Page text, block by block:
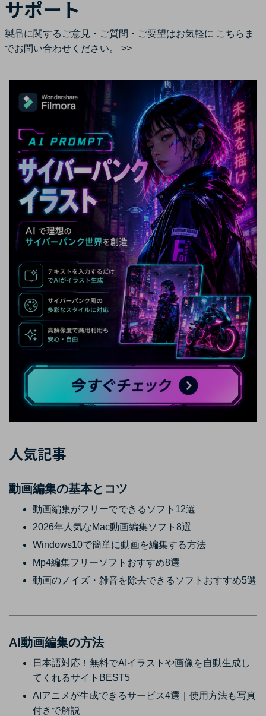
サポート
製品に関するご意見・ご質問・ご要望はお気軽に こちらま
でお問い合わせください。 >>
人気記事
動画編集の基本とコツ
動画編集がフリーでできるソフト12選
2026年人気なMac動画編集ソフト8選
Windows10で簡単に動画を編集する方法
Mp4編集フリーソフトおすすめ8選
動画のノイズ・雑音を除去できるソフトおすすめ5選
AI動画編集の方法
日本語対応！無料でAIイラストや画像を自動生成し
てくれるサイトBEST5
AIアニメが生成できるサービス4選｜使用方法も写真
付きで解説